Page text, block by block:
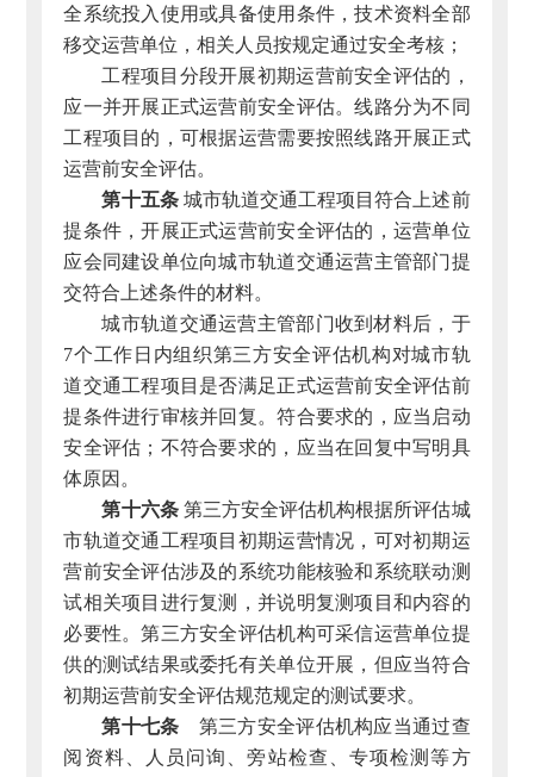
全系统投入使用或具备使用条件，技术资料全部
移交运营单位，相关人员按规定通过安全考核；
工程项目分段开展初期运营前安全评估的，
应一并开展正式运营前安全评估。线路分为不同
工程项目的，可根据运营需要按照线路开展正式
运营前安全评估。
第十五条城市轨道交通工程项目符合上述前
提条件，开展正式运营前安全评估的，运营单位
应会同建设单位向城市轨道交通运营主管部门提
交符合上述条件的材料。
城市轨道交通运营主管部门收到材料后，于
7个工作日内组织第三方安全评估机构对城市轨
道交通工程项目是否满足正式运营前安全评估前
提条件进行审核并回复。符合要求的，应当启动
安全评估；不符合要求的，应当在回复中写明具
体原因。
第十六条第三方安全评估机构根据所评估城
市轨道交通工程项目初期运营情况，可对初期运
营前安全评估涉及的系统功能核验和系统联动测
试相关项目进行复测，并说明复测项目和内容的
必要性。第三方安全评估机构可采信运营单位提
供的测试结果或委托有关单位开展，但应当符合
初期运营前安全评估规范规定的测试要求。
第十七条 第三方安全评估机构应当通过查
阅资料、人员问询、旁站检查、专项检测等方